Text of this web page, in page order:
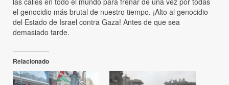
el genocidio más brutal de nuestro tiempo. ¡Alto al genocidio
del Estado de Israel contra Gaza! Antes de que sea
demasiado tarde.
Relacionado